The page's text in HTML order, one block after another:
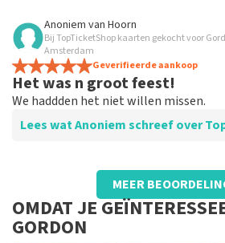
Beoordeling van Anoniem over
Vlotte en correcte
Prima bookingsite en de plaatsen
op rij 16 en hadden geweldig
podium.Aanbevelens waardig voor
Anoniem van Hoorn
Bij TopTicketShop kaarten gekocht voor
Amsterdam
Geverifieerde aankoop
Het was n groot feest!
We haddden het niet willen missen.
Lees wat Anoniem schreef over
Beoordeling van Anoniem over
Perfecte service
Bestellen via toptickets is echt een
MEER
OMDAT JE
GORDON